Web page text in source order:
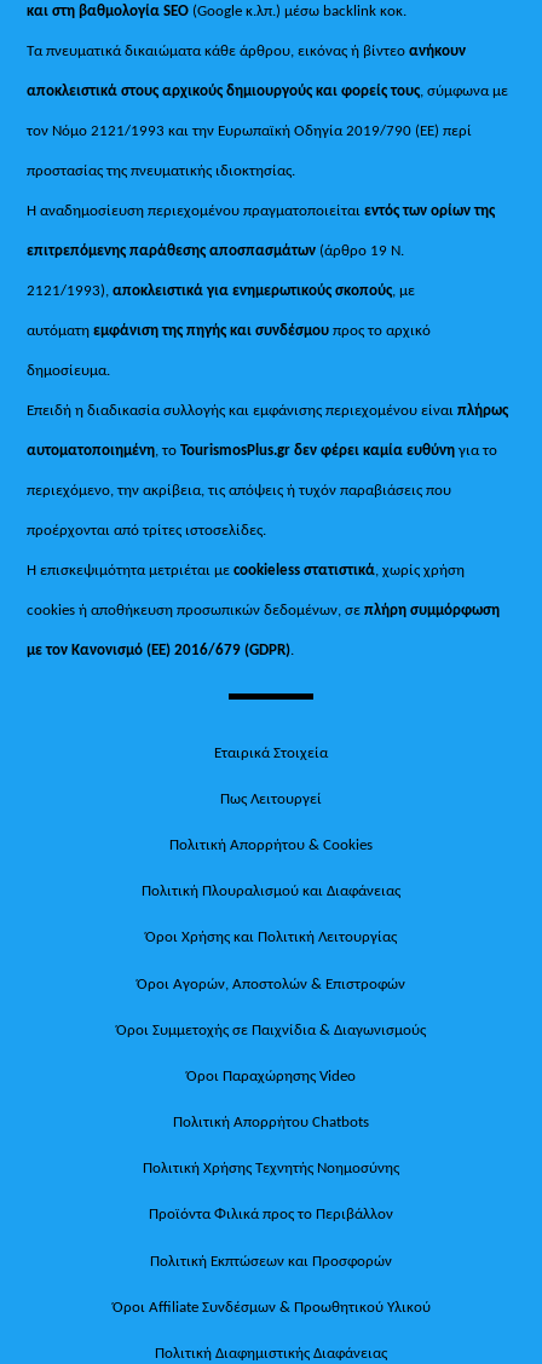
και στη βαθμολογία SEO (Google κ.λπ.) μέσω backlink κοκ.
Τα πνευματικά δικαιώματα κάθε άρθρου, εικόνας ή βίντεοανήκουν
αποκλειστικά στους αρχικούς δημιουργούς και φορείς τους, σύμφωνα με
τον Νόμο 2121/1993 και την Ευρωπαϊκή Οδηγία 2019/790 (ΕΕ) περί
προστασίας της πνευματικής ιδιοκτησίας.
Η αναδημοσίευση περιεχομένου πραγματοποιείταιεντός των ορίων της
επιτρεπόμενης παράθεσης αποσπασμάτων (άρθρο 19 Ν.
2121/1993), αποκλειστικά για ενημερωτικούς σκοπούς, με
αυτόματηεμφάνιση της πηγής και συνδέσμου προς το αρχικό
δημοσίευμα.
Επειδή η διαδικασία συλλογής και εμφάνισης περιεχομένου είναιπλήρως
αυτοματοποιημένη, τοTourismosPlus.gr δεν φέρει καμία ευθύνη για το
περιεχόμενο, την ακρίβεια, τις απόψεις ή τυχόν παραβιάσεις που
προέρχονται από τρίτες ιστοσελίδες.
Η επισκεψιμότητα μετριέται μεcookieless στατιστικά, χωρίς χρήση
cookies ή αποθήκευση προσωπικών δεδομένων, σεπλήρη συμμόρφωση
με τον Κανονισμό (ΕΕ) 2016/679 (GDPR).
Εταιρικά Στοιχεία
Πως Λειτουργεί
Πολιτική Απορρήτου & Cookies
Πολιτική Πλουραλισμού και Διαφάνειας
Όροι Χρήσης και Πολιτική Λειτουργίας
Όροι Αγορών, Αποστολών & Επιστροφών
Όροι Συμμετοχής σε Παιχνίδια & Διαγωνισμούς
Όροι Παραχώρησης Video
Πολιτική Απορρήτου Chatbots
Πολιτική Χρήσης Τεχνητής Νοημοσύνης
Προϊόντα Φιλικά προς το Περιβάλλον
Πολιτική Εκπτώσεων και Προσφορών
Όροι Affiliate Συνδέσμων & Προωθητικού Υλικού
Πολιτική Διαφημιστικής Διαφάνειας